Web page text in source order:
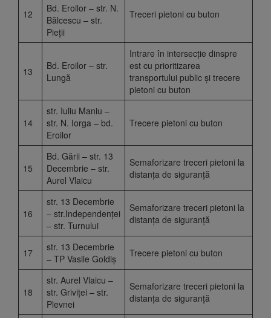
12
Bd. Eroilor – str. N.
Bălcescu – str.
Pieții
Treceri pietoni cu buton
13
Bd. Eroilor – str.
Lungă
Intrare în intersecție dinspre
est cu prioritizarea
transportului public și trecere
pietoni cu buton
14
str. Iuliu Maniu –
str. N. Iorga – bd.
Eroilor
Trecere pietoni cu buton
15
Bd. Gării – str. 13
Decembrie – str.
Aurel Vlaicu
Semaforizare treceri pietoni la
distanța de siguranță
16
str. 13 Decembrie
– str.Independenței
– str. Turnului
Semaforizare treceri pietoni la
distanța de siguranță
17
str. 13 Decembrie
– TP Vasile Goldiș
Trecere pietoni cu buton
18
str. Aurel Vlaicu –
str. Griviței – str.
Plevnei
Semaforizare treceri pietoni la
distanța de siguranță